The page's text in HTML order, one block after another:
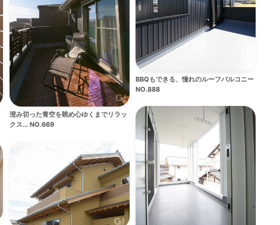
澄み切った青空を眺め心ゆくまでリラッ
クス... NO.669
BBQもできる、憧れのルーフバルコニー
NO.888